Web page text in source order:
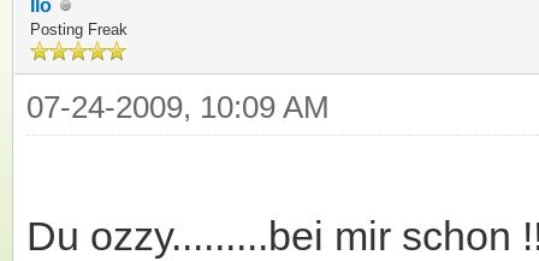
Ilo
Posting Freak
07-24-2009, 10:09 AM
Du ozzy.........bei mir schon